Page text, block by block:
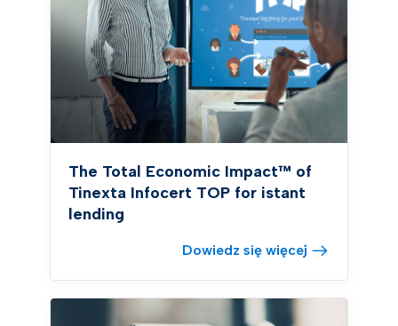
The Total Economic Impact™ of
Tinexta Infocert TOP for istant
lending
Dowiedz się więcej